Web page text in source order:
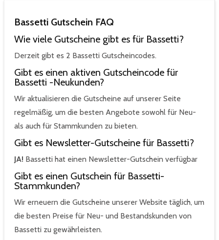
Bassetti Gutschein FAQ
Wie viele Gutscheine gibt es für Bassetti?
Derzeit gibt es 2 Bassetti Gutscheincodes.
Gibt es einen aktiven Gutscheincode für
Bassetti -Neukunden?
Wir aktualisieren die Gutscheine auf unserer Seite
regelmäßig, um die besten Angebote sowohl für Neu-
als auch für Stammkunden zu bieten.
Gibt es Newsletter-Gutscheine für Bassetti?
JA! Bassetti hat einen Newsletter-Gutschein verfügbar
Gibt es einen Gutschein für Bassetti-
Stammkunden?
Wir erneuern die Gutscheine unserer Website täglich, um
die besten Preise für Neu- und Bestandskunden von
Bassetti zu gewährleisten.